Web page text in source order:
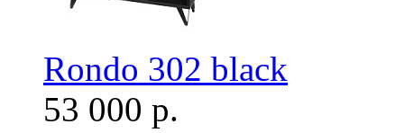
Rondo 302 black
53 000 р.